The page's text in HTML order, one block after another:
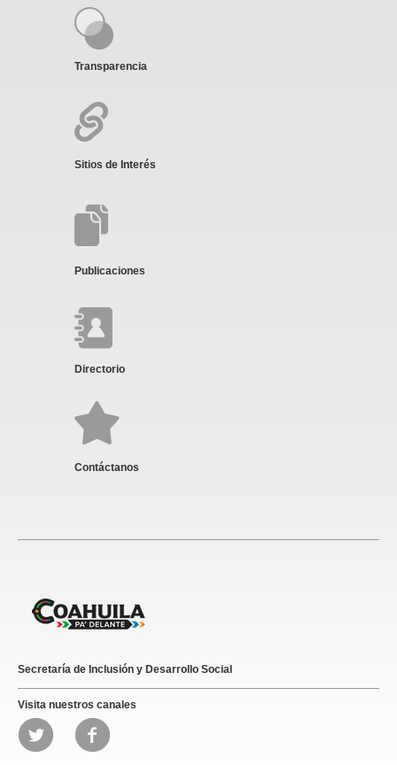
Transparencia
Sitios de Interés
Publicaciones
Directorio
Contáctanos
Secretaría de Inclusión y Desarrollo Social
Visita nuestros canales